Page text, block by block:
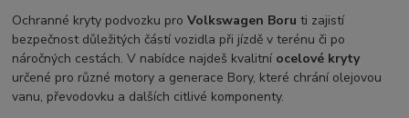
Ochranné kryty podvozku proVolkswagen Boru ti zajistí
bezpečnost důležitých částí vozidla při jízdě v terénu či po
náročných cestách. V nabídce najdeš kvalitní ocelové kryty
určené pro různé motory a generace Bory, které chrání olejovou
vanu, převodovku a dalších citlivé komponenty.